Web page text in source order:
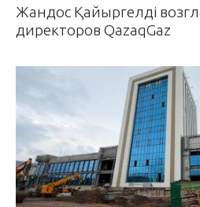
Жандос Қайыргелді
директоров QazaqGaz